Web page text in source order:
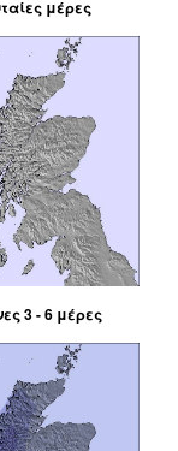
μέρες
3 - 6 μέρες